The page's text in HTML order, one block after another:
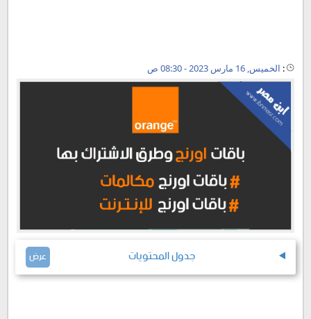
: الخميس, 16 مارس 2023 - 08:30 ص
جدول المحتويات